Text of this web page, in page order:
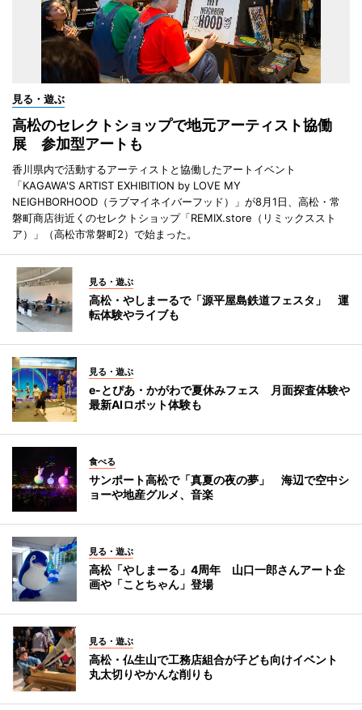
見る・遊ぶ
高松のセレクトショップで地元アーティスト協働
展 参加型アートも
香川県内で活動するアーティストと協働したアートイベント
「KAGAWA'S ARTIST EXHIBITION by LOVE MY
NEIGHBORHOOD（ラブマイネイバーフッド）」が8月1日、高松・常
磐町商店街近くのセレクトショップ「REMIX.store（リミックススト
ア）」（高松市常磐町2）で始まった。
見る・遊ぶ
高松・やしまーるで「源平屋島鉄道フェスタ」 運
転体験やライブも
見る・遊ぶ
e-とぴあ・かがわで夏休みフェス 月面探査体験や
最新AIロボット体験も
食べる
サンポート高松で「真夏の夜の夢」 海辺で空中シ
ョーや地産グルメ、音楽
見る・遊ぶ
高松「やしまーる」4周年 山口一郎さんアート企
画や「ことちゃん」登場
見る・遊ぶ
高松・仏生山で工務店組合が子ども向けイベント
丸太切りやかんな削りも